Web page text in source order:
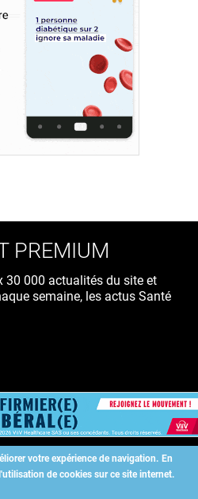
votre expérience de navigation. En
de cookies sur ce site internet.
PREMIUM
30 000 actualités du site et
semaine, les actus Santé
ALLIEDHEALTH